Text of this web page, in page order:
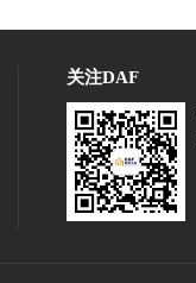
关注DAF